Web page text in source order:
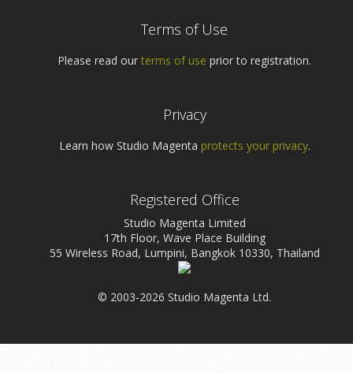
Terms of Use
Please read our terms of use prior to registration.
Privacy
Learn how Studio Magenta protects your privacy.
Registered Office
Studio Magenta Limited
17th Floor, Wave Place Building
55 Wireless Road, Lumpini, Bangkok 10330, Thailand
© 2003-2026 Studio Magenta Ltd.